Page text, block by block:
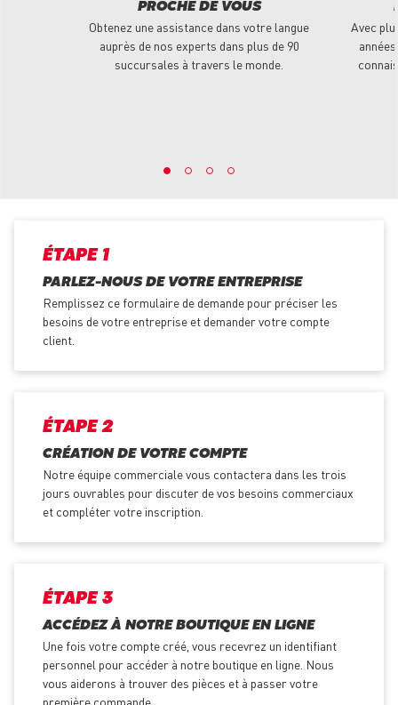
PROCHE DE VOUS
Obtenez une assistance dans votre langue
auprès de nos experts dans plus de 90
succursales à travers le monde.
Avec
ÉTAPE 1
PARLEZ-NOUS DE VOTRE ENTREPRISE
Remplissez ce formulaire de demande pour préciser les
besoins de votre entreprise et demander votre compte
client.
ÉTAPE 2
CRÉATION DE VOTRE COMPTE
Notre équipe commerciale vous contactera dans les trois
jours ouvrables pour discuter de vos besoins commerciaux
et compléter votre inscription.
ÉTAPE 3
ACCÉDEZ À NOTRE BOUTIQUE EN LIGNE
Une fois votre compte créé, vous recevrez un identifiant
personnel pour accéder à notre boutique en ligne. Nous
vous aiderons à trouver des pièces et à passer votre
première commande.